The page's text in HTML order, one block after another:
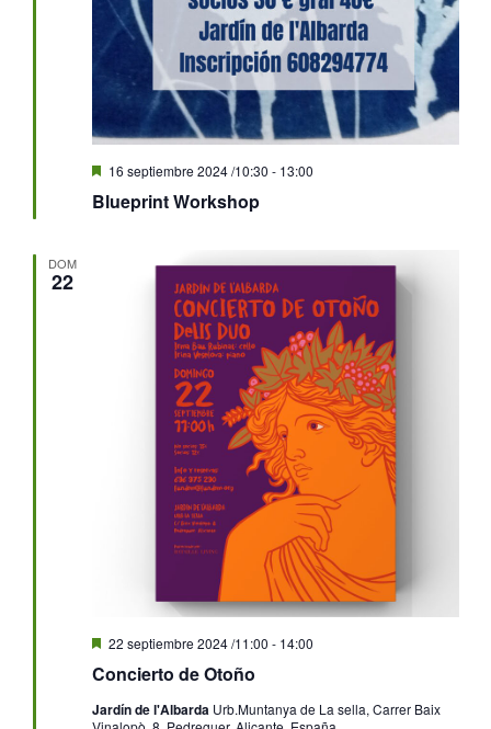
Blueprint Workshop
Destacado
16 septiembre 2024 /10:30 - 13:00
DOM
22
Concierto de Otoño
Destacado
22 septiembre 2024 /11:00 - 14:00
Jardín de l'Albarda Urb.Muntanya de La sella, Carrer Baix